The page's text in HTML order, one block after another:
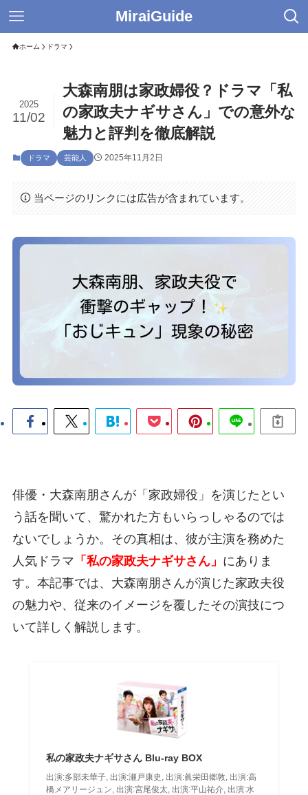
MiraiGuide
ホーム ドラマ
大森南朋は家政婦役？ドラマ「私
の家政夫ナギサさん」での意外な
魅力と評判を徹底解説
2025
11/02
ドラマ 芸能人 2025年11月2日
当ページのリンクには広告が含まれています。
俳優・大森南朋さんが「家政婦役」を演じたとい
う話を聞いて、驚かれた方もいらっしゃるのでは
ないでしょうか。その真相は、彼が主演を務めた
人気ドラマ 「私の家政夫ナギサさん」 にありま
す。本記事では、大森南朋さんが演じた家政夫役
の魅力や、従来のイメージを覆したその演技につ
いて詳しく解説します。
私の家政夫ナギサさん Blu-ray BOX
出演:多部未華子, 出演:瀬戸康史, 出演:眞栄田郷敦, 出演:高
橋メアリージュン, 出演:宮尾俊太, 出演:平山祐介, 出演:水